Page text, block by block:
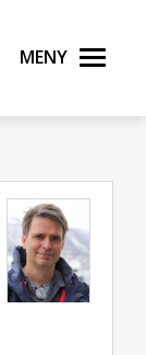
Meny